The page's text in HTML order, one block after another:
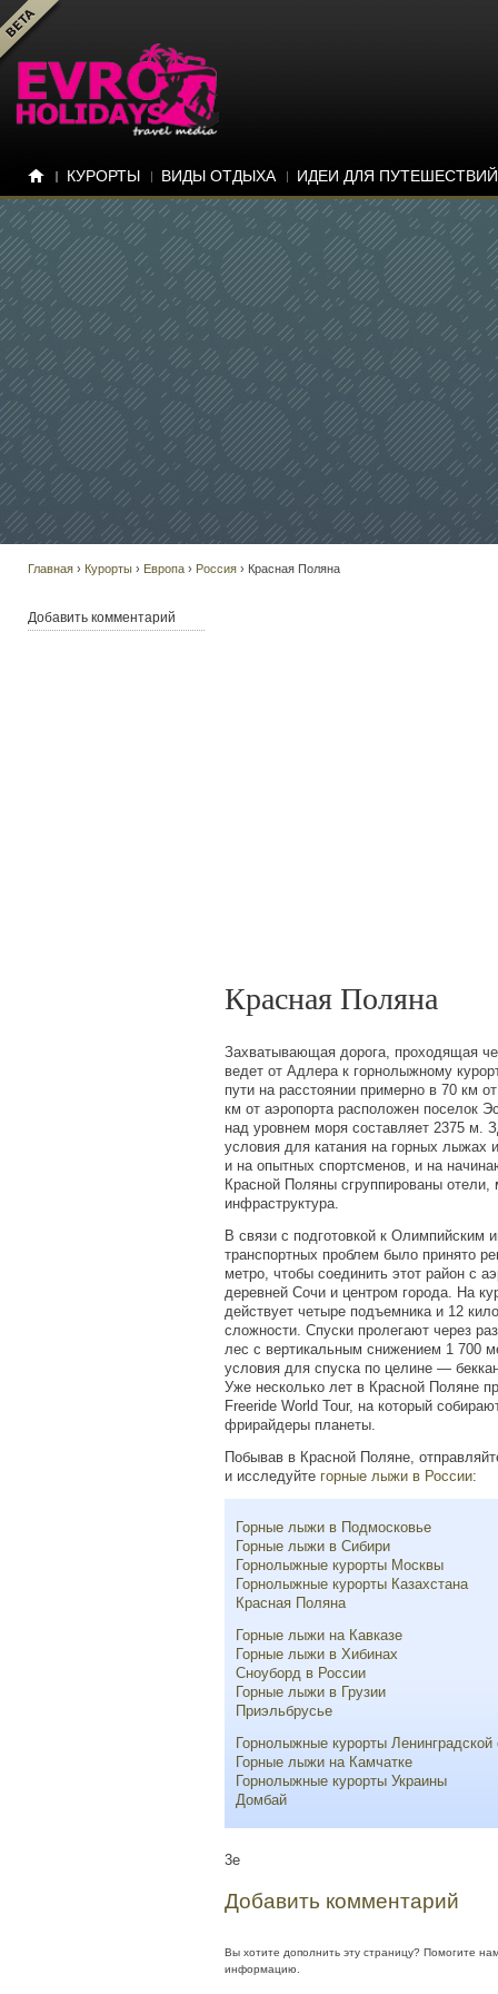
КУРОРТЫ ВИДЫ ОТДЫХА ИДЕИ ДЛЯ ПУТЕШЕСТВИЙ
Главная › Курорты › Европа › Россия › Красная Поляна
Красная Поляна
Захватывающая дорога, проходящая
ведет от Адлера к горнолыжному
пути на расстоянии примерно в 70 км
км от аэропорта расположен поселок
над уровнем моря составляет 2375 м.
условия для катания на горных лыжах
и на опытных спортсменов, и на
Красной Поляны сгруппированы
инфраструктура.
В связи с подготовкой к Олимпийским
транспортных проблем было принято
метро, чтобы соединить этот район с
деревней Сочи и центром города. На
действует четыре подъемника и 12
сложности. Спуски пролегают через
лес с вертикальным снижением 1 700
условия для спуска по целине —
Уже несколько лет в Красной Поляне
Freeride World Tour, на который
фрирайдеры планеты.
Побывав в Красной Поляне,
и исследуйте горные лыжи в России:
Горные лыжи в Подмосковье
Горные лыжи в Сибири
Горнолыжные курорты Москвы
Горнолыжные курорты Казахстана
Красная Поляна
Горные лыжи на Кавказе
Горные лыжи в Хибинах
Сноуборд в России
Горные лыжи в Грузии
Приэльбрусье
Горнолыжные курорты Ленинградской
Горные лыжи на Камчатке
Горнолыжные курорты Украины
Домбай
3e
Добавить комментарий
Вы хотите дополнить эту страницу? Помогите
информацию.
Добавить комментарий